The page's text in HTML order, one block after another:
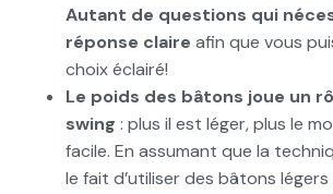
Autant de questions qui
réponse claire afin que vous
choix éclairé!
Le poids des bâtons joue un
swing : plus il est léger, plus le
facile. En assumant que la
le fait d’utiliser des bâtons